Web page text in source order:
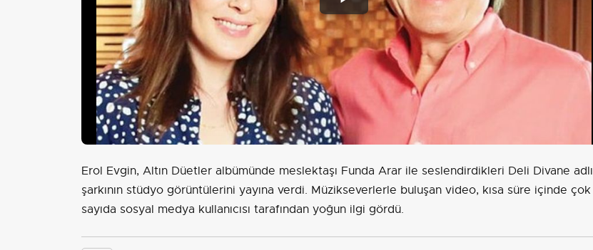
Play
Video
Erol Evgin, Altın Düetler albümünde meslektaşı Funda Arar ile seslendirdikleri Deli Divane adlı
şarkının stüdyo görüntülerini yayına verdi. Müzikseverlerle buluşan video, kısa süre içinde çok
sayıda sosyal medya kullanıcısı tarafından yoğun ilgi gördü.